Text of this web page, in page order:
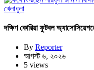
খেলাধুলা
দক্ষিণ কোরিয়া ফুটবল
By Reporter
আগস্ট ৬, ২০২৬
5 views